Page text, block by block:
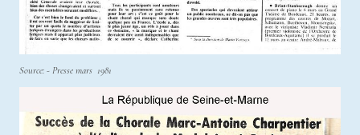
Source: - Presse mars 1981